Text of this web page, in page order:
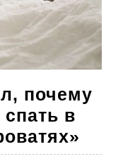
почему
в